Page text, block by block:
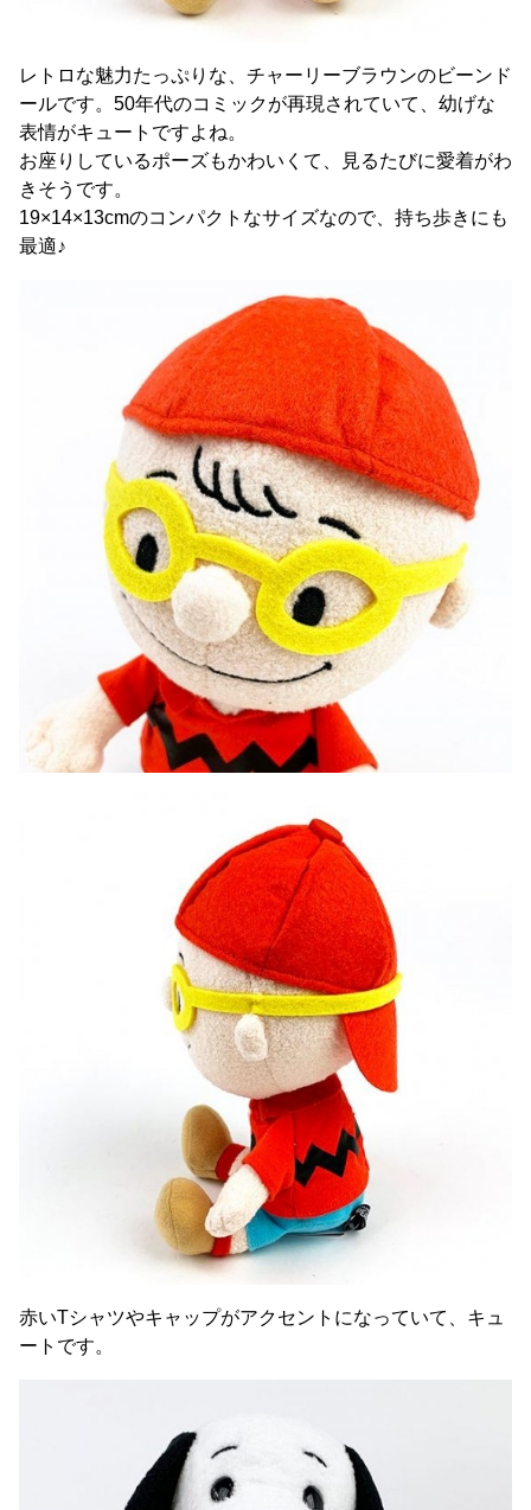
レトロな魅力たっぷりな、チャーリーブラウンのビーンド
ールです。50年代のコミックが再現されていて、幼げな
表情がキュートですよね。
お座りしているポーズもかわいくて、見るたびに愛着がわ
きそうです。
19×14×13cmのコンパクトなサイズなので、持ち歩きにも
最適♪
赤いTシャツやキャップがアクセントになっていて、キュ
ートです。